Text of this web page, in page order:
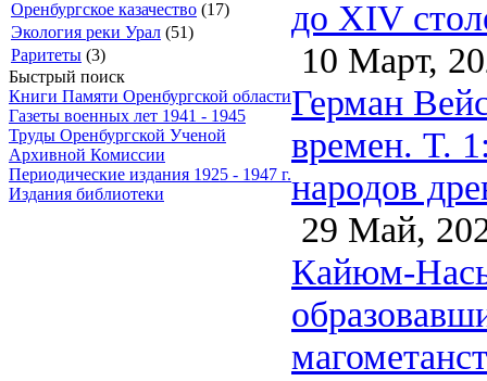
Оренбургское казачество (17)
Экология реки Урал (51)
Раритеты (3)
Быстрый поиск
Книги Памяти Оренбургской области
Газеты военных лет 1941 - 1945
Труды Оренбургской Ученой
Архивной Комиссии
Периодические издания 1925 - 1947 г.
Издания библиотеки
до XIV
10 Март,
Герман
времен. Т.
народов
29 Май,
Кайюм-